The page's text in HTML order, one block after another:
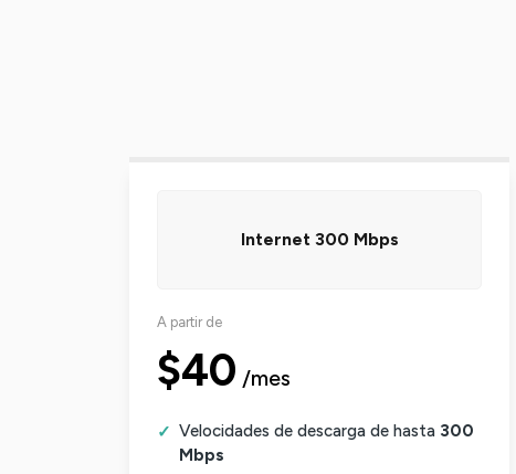
Internet 300 Mbps
A partir de
$40 /mes
Velocidades de descarga de hasta 300
Mbps